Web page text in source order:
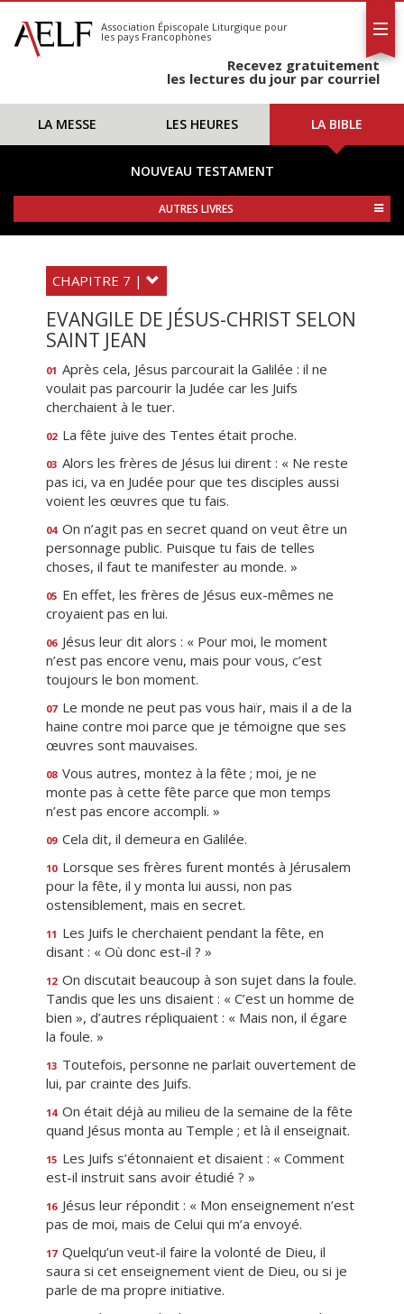
S'abonner
Calendrier
Association Épiscopale Liturgique pour
les pays Francophones
Recevez gratuitement
les lectures du jour par courriel
LA MESSE LES HEURES LA BIBLE
NOUVEAU TESTAMENT
AUTRES LIVRES
CHAPITRE 7 |
EVANGILE DE JÉSUS-CHRIST SELON
SAINT JEAN
01 Après cela, Jésus parcourait la Galilée : il ne
voulait pas parcourir la Judée car les Juifs
cherchaient à le tuer.
02 La fête juive des Tentes était proche.
03 Alors les frères de Jésus lui dirent : « Ne reste
pas ici, va en Judée pour que tes disciples aussi
voient les œuvres que tu fais.
04 On n’agit pas en secret quand on veut être un
personnage public. Puisque tu fais de telles
choses, il faut te manifester au monde. »
05 En effet, les frères de Jésus eux-mêmes ne
croyaient pas en lui.
06 Jésus leur dit alors : « Pour moi, le moment
n’est pas encore venu, mais pour vous, c’est
toujours le bon moment.
07 Le monde ne peut pas vous haïr, mais il a de la
haine contre moi parce que je témoigne que ses
œuvres sont mauvaises.
08 Vous autres, montez à la fête ; moi, je ne
monte pas à cette fête parce que mon temps
n’est pas encore accompli. »
09 Cela dit, il demeura en Galilée.
10 Lorsque ses frères furent montés à Jérusalem
pour la fête, il y monta lui aussi, non pas
ostensiblement, mais en secret.
11 Les Juifs le cherchaient pendant la fête, en
disant : « Où donc est-il ? »
12 On discutait beaucoup à son sujet dans la foule.
Tandis que les uns disaient : « C’est un homme de
bien », d’autres répliquaient : « Mais non, il égare
la foule. »
13 Toutefois, personne ne parlait ouvertement de
lui, par crainte des Juifs.
14 On était déjà au milieu de la semaine de la fête
quand Jésus monta au Temple ; et là il enseignait.
15 Les Juifs s’étonnaient et disaient : « Comment
est-il instruit sans avoir étudié ? »
16 Jésus leur répondit : « Mon enseignement n’est
pas de moi, mais de Celui qui m’a envoyé.
17 Quelqu’un veut-il faire la volonté de Dieu, il
saura si cet enseignement vient de Dieu, ou si je
parle de ma propre initiative.